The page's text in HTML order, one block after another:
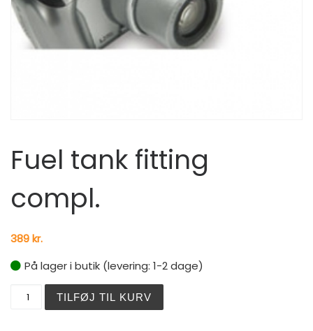
Fuel tank fitting
compl.
389kr.
På lager i butik (levering: 1-2 dage)
TILFØJ TIL KURV